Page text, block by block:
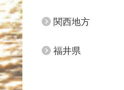
関西地方
福井県